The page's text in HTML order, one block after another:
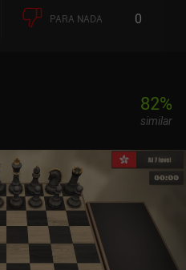
PARA NADA 0
82%
similar